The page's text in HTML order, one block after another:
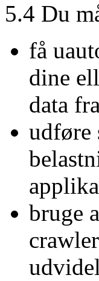
5.4 Du
få
dine
data
udføre
bruge